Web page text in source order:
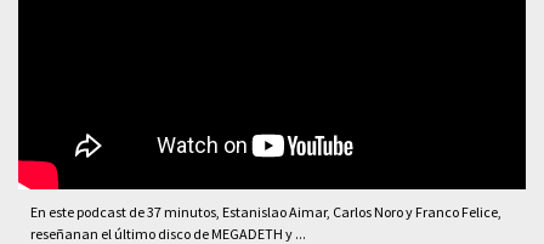
En este podcast de 37 minutos, Estanislao Aimar, Carlos Noro y Franco Felice,
reseñanan el último disco de MEGADETH y ...